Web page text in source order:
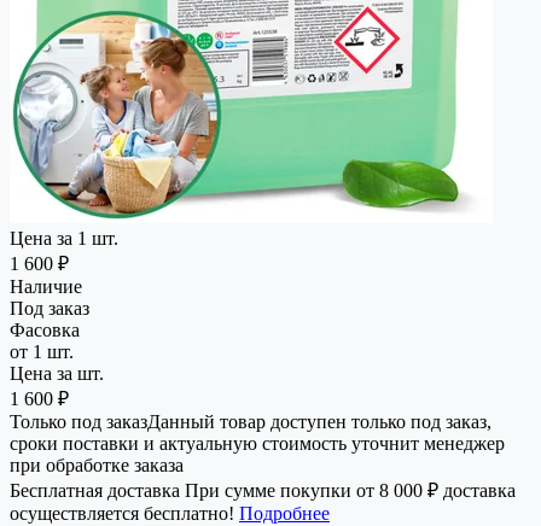
Цена за 1 шт.
1 600 ₽
Наличие
Под заказ
Фасовка
от 1 шт.
Цена за шт.
1 600 ₽
Только под заказДанный товар доступен только под заказ,
сроки поставки и актуальную стоимость уточнит менеджер
при обработке заказа
Бесплатная доставка При сумме покупки от 8 000 ₽ доставка
осуществляется бесплатно! Подробнее